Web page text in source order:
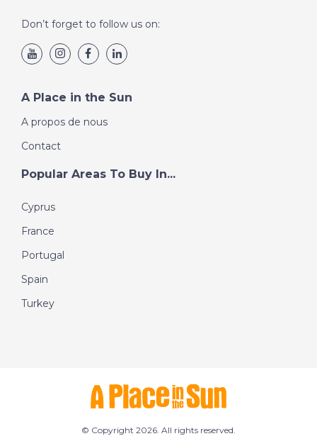
Don’t forget to follow us on:
A Place in the Sun
A propos de nous
Contact
Popular Areas To Buy In...
Cyprus
France
Portugal
Spain
Turkey
© Copyright 2026. All rights reserved.